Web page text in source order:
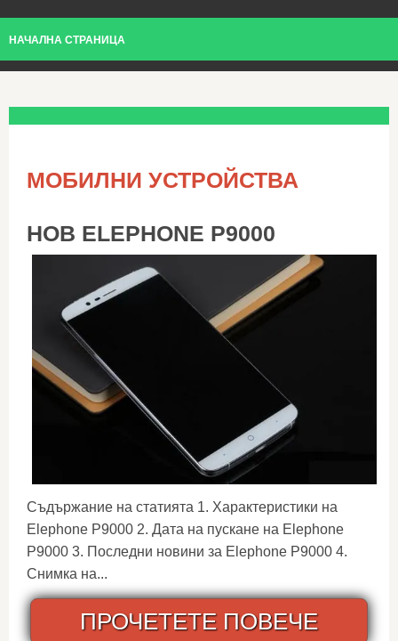
НАЧАЛНА СТРАНИЦА
МОБИЛНИ УСТРОЙСТВА
НОВ ELEPHONE P9000
Съдържание на статията 1. Характеристики на
Elephone P9000 2. Дата на пускане на Elephone
P9000 3. Последни новини за Elephone P9000 4.
Снимка на...
ПРОЧЕТЕТЕ ПОВЕЧЕ